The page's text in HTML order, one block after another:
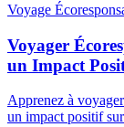
Voyage
Voyager
un Impact
Apprenez à
un impact positif